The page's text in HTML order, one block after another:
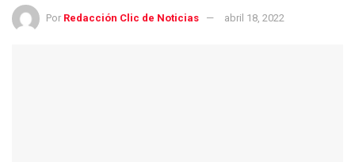
Por Redacción Clic de Noticias abril 18, 2022